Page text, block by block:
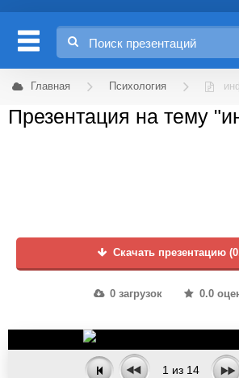
Главная Психология
Презентация на тему
Скачать презентацию
0 загрузок 0.0
1 из 14